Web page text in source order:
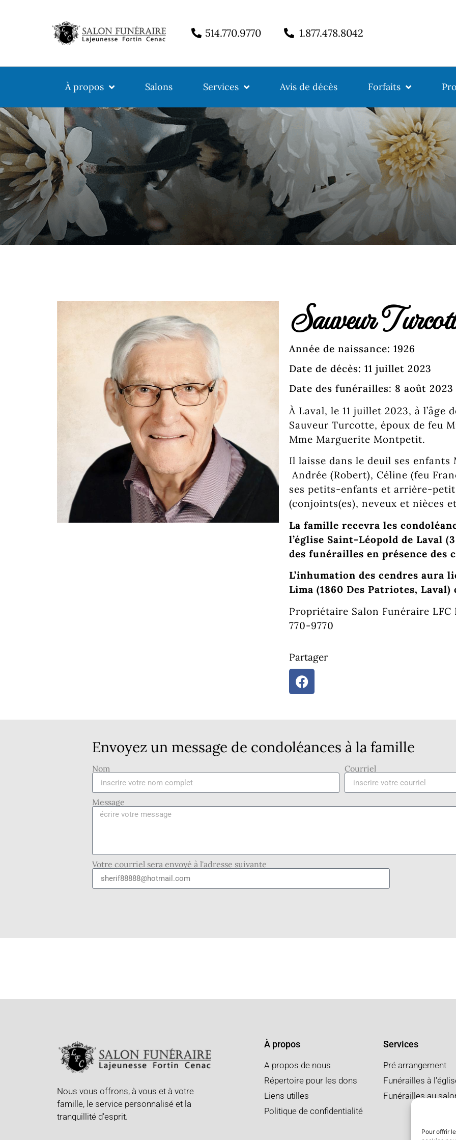
Pour offrir
514.770.9770 1.877.478.8042
À propos Salons Services Avis de décès Forfaits
Sauveur
Année de naissance: 1926
Date de décès: 11 juillet 2023
Date des funérailles: 8 août 2023
À Laval, le 11 juillet 2023, à l’âge
Sauveur Turcotte, époux de feu
Mme Marguerite Montpetit.
Il laisse dans le deuil ses
Andrée (Robert), Céline (feu
ses petits-enfants et arrière-
(conjoints(es), neveux et nièces
La famille recevra les
l’église Saint-Léopold de Laval
des funérailles en présence des
L’inhumation des cendres aura
Lima (1860 Des Patriotes, Laval)
Propriétaire Salon Funéraire
770-9770
Partager
Envoyez un message de condoléances à la famille
Nom Courriel
Message
Votre courriel sera envoyé à l'adresse suivante
Nous vous offrons, à vous et à votre
famille, le service personnalisé et la
tranquillité d’esprit.
À propos
A propos de nous
Répertoire pour les dons
Liens utilles
Politique de confidentialité
Services
Pré arrangement
Funérailles à
Funérailles au